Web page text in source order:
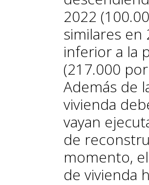
2022
similares en
inferior a la
(217.000
Además de
vivienda
vayan
de
momento,
de vivienda